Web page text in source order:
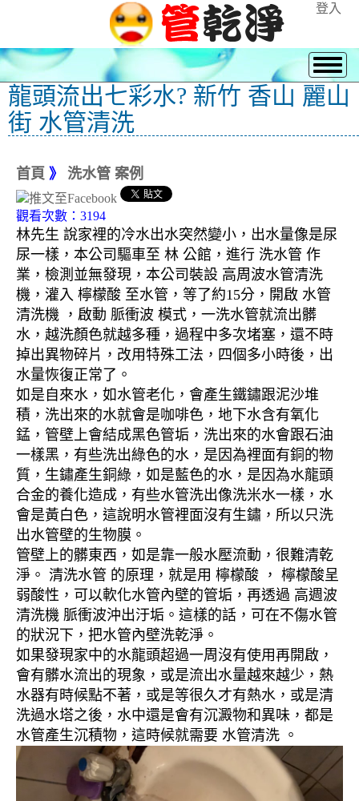
登入
龍頭流出七彩水? 新竹 香山 麗山
街 水管清洗
首頁 》 洗水管 案例
觀看次數：3194
林先生 說家裡的冷水出水突然變小，出水量像是尿
尿一樣，本公司驅車至 林 公館，進行 洗水管 作
業，檢測並無發現，本公司裝設 高周波水管清洗
機，灌入 檸檬酸 至水管，等了約15分，開啟 水管
清洗機 ，啟動 脈衝波 模式，一洗水管就流出髒
水，越洗顏色就越多種，過程中多次堵塞，還不時
掉出異物碎片，改用特殊工法，四個多小時後，出
水量恢復正常了。
如是自來水，如水管老化，會產生鐵鏽跟泥沙堆
積，洗出來的水就會是咖啡色，地下水含有氧化
錳，管壁上會結成黑色管垢，洗出來的水會跟石油
一樣黑，有些洗出綠色的水，是因為裡面有銅的物
質，生鏽產生銅綠，如是藍色的水，是因為水龍頭
合金的養化造成，有些水管洗出像洗米水一樣，水
會是黃白色，這說明水管裡面沒有生鏽，所以只洗
出水管壁的生物膜。
管壁上的髒東西，如是靠一般水壓流動，很難清乾
淨。 清洗水管 的原理，就是用 檸檬酸 ， 檸檬酸呈
弱酸性，可以軟化水管內壁的管垢，再透過 高週波
清洗機 脈衝波沖出汙垢。這樣的話，可在不傷水管
的狀況下，把水管內壁洗乾淨。
如果發現家中的水龍頭超過一周沒有使用再開啟，
會有髒水流出的現象，或是流出水量越來越少，熱
水器有時候點不著，或是等很久才有熱水，或是清
洗過水塔之後，水中還是會有沉澱物和異味，都是
水管產生沉積物，這時候就需要 水管清洗 。